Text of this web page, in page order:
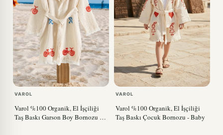
VAROL
Varol %100 Organik, El İşçiliği
Taş Baskı Garson Boy Bornozu -
VAROL
Varol %100 Organik, El İşçiliği
Taş Baskı Çocuk Bornozu - Baby